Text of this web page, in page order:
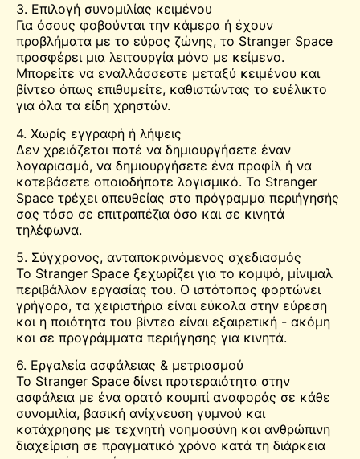
3. Επιλογή συνομιλίας κειμένου
Για όσους φοβούνται την κάμερα ή έχουν
προβλήματα με το εύρος ζώνης, το Stranger Space
προσφέρει μια λειτουργία μόνο με κείμενο.
Μπορείτε να εναλλάσσεστε μεταξύ κειμένου και
βίντεο όπως επιθυμείτε, καθιστώντας το ευέλικτο
για όλα τα είδη χρηστών.
4. Χωρίς εγγραφή ή λήψεις
Δεν χρειάζεται ποτέ να δημιουργήσετε έναν
λογαριασμό, να δημιουργήσετε ένα προφίλ ή να
κατεβάσετε οποιοδήποτε λογισμικό. Το Stranger
Space τρέχει απευθείας στο πρόγραμμα περιήγησής
σας τόσο σε επιτραπέζια όσο και σε κινητά
τηλέφωνα.
5. Σύγχρονος, ανταποκρινόμενος σχεδιασμός
Το Stranger Space ξεχωρίζει για το κομψό, μίνιμαλ
περιβάλλον εργασίας του. Ο ιστότοπος φορτώνει
γρήγορα, τα χειριστήρια είναι εύκολα στην εύρεση
και η ποιότητα του βίντεο είναι εξαιρετική - ακόμη
και σε προγράμματα περιήγησης για κινητά.
6. Εργαλεία ασφάλειας & μετριασμού
Το Stranger Space δίνει προτεραιότητα στην
ασφάλεια με ένα ορατό κουμπί αναφοράς σε κάθε
συνομιλία, βασική ανίχνευση γυμνού και
κατάχρησης με τεχνητή νοημοσύνη και ανθρώπινη
διαχείριση σε πραγματικό χρόνο κατά τη διάρκεια